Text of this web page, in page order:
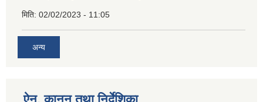
मिति: 02/02/2023 - 11:05
अन्य